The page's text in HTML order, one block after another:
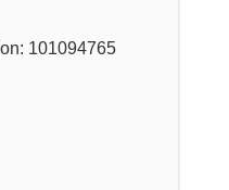
101094765